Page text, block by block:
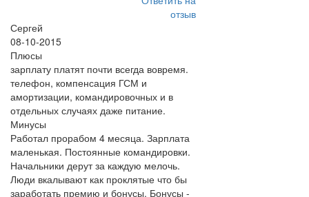
отзыв
Сергей
08-10-2015
Плюсы
зарплату платят почти всегда вовремя.
телефон, компенсация ГСМ и
амортизации, командировочных и в
отдельных случаях даже питание.
Минусы
Работал прорабом 4 месяца. Зарплата
маленькая. Постоянные командировки.
Начальники дерут за каждую мелочь.
Люди вкалывают как проклятые что бы
заработать премию и бонусы. Бонусы -